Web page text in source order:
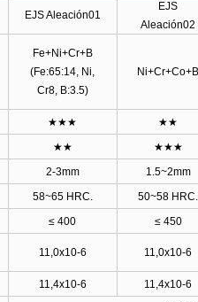
EJS Aleación01
EJS
Aleación02
Fe+Ni+Cr+B
(Fe:65:14, Ni,
Cr8, B:3.5)
★★★
★★
★★
★★★
2-3mm
1.5~2mm
58~65 HRC.
50~58 HRC.
≤ 400
≤ 450
11,0x10-6 11,0x10-6
11,4x10-6
11,4x10-6